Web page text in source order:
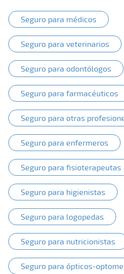
Seguro para médicos
Seguro para veterinarios
Seguro para odontólogos
Seguro para farmacéuticos
Seguro para otras
Seguro para enfermeros
Seguro para fisioterapeutas
Seguro para higienistas
Seguro para logopedas
Seguro para nutricionistas
Seguro para ópticos-